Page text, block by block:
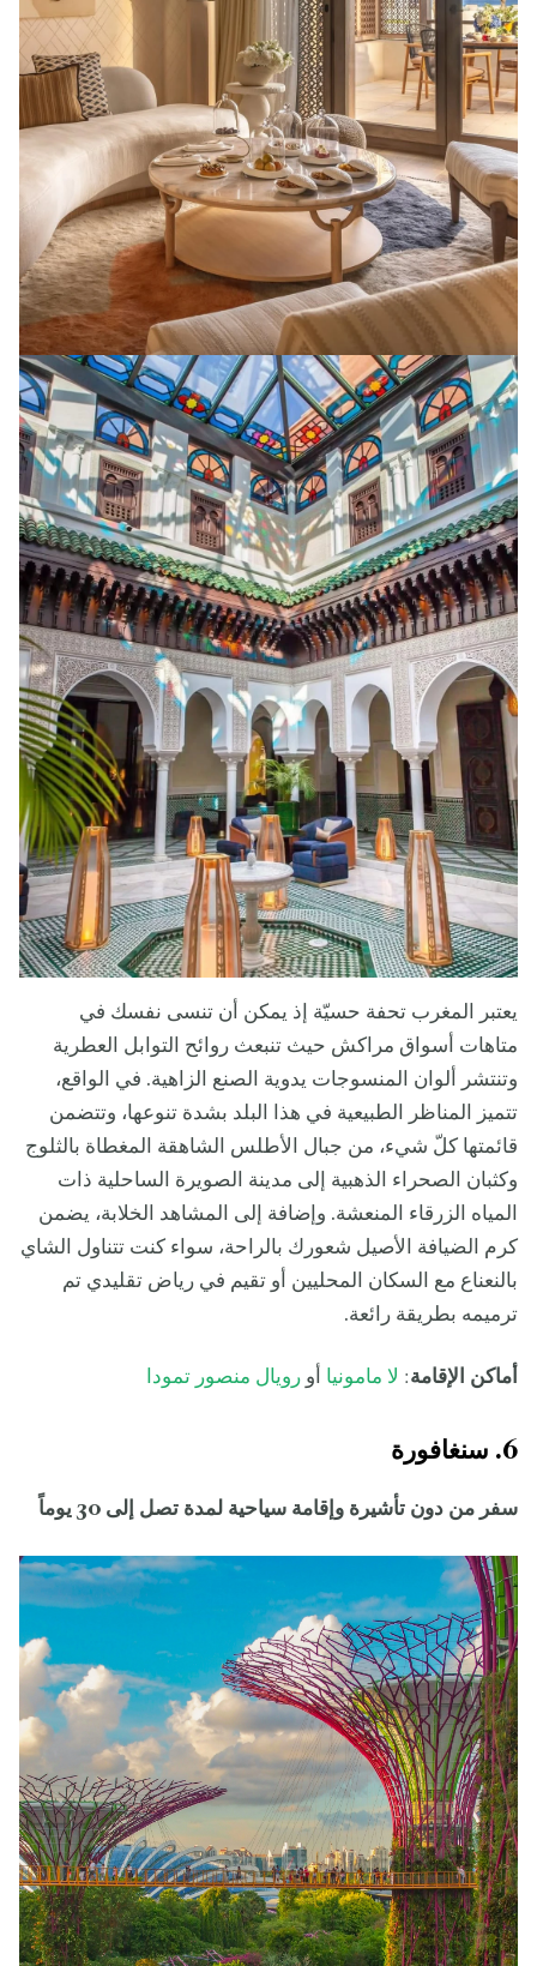
يعتبر المغرب تحفة حسيّة إذ يمكن أن تنسى نفسك في
متاهات أسواق مراكش حيث تنبعث روائح التوابل العطرية
وتنتشر ألوان المنسوجات يدوية الصنع الزاهية. في الواقع،
تتميز المناظر الطبيعية في هذا البلد بشدة تنوعها، وتتضمن
قائمتها كلّ شيء، من جبال الأطلس الشاهقة المغطاة بالثلوج
وكثبان الصحراء الذهبية إلى مدينة الصويرة الساحلية ذات
المياه الزرقاء المنعشة. وإضافة إلى المشاهد الخلابة، يضمن
كرم الضيافة الأصيل شعورك بالراحة، سواء كنت تتناول الشاي
بالنعناع مع السكان المحليين أو تقيم في رياض تقليدي تم
ترميمه بطريقة رائعة.
أماكن الإقامة: لا مامونيا أو رويال منصور تمودا
6. سنغافورة
سفر من دون تأشيرة وإقامة سياحية لمدة تصل إلى 30 يوماً